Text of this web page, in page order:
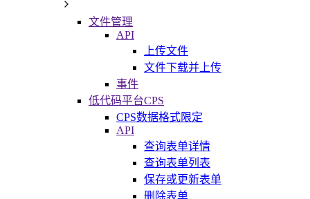
文件管理
API
上传文件
文件下载并上传
事件
低代码平台CPS
CPS数据格式限定
API
查询表单详情
查询表单列表
保存或更新表单
删除表单